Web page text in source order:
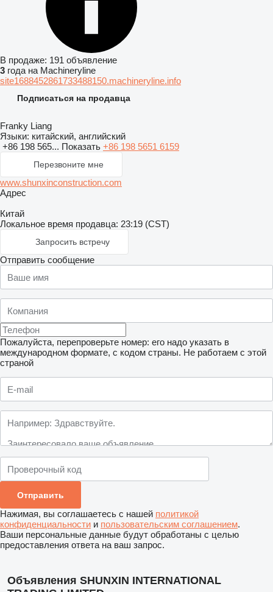
В продаже: 191 объявление
3 года на Machineryline
site1688452861733488150.machineryline.info
Подписаться на продавца
Franky Liang
Языки: китайский, английский
+86 198 565... Показать +86 198 5651 6159
Перезвоните мне
www.shunxinconstruction.com
Адрес
Китай
Локальное время продавца: 23:19 (CST)
Запросить встречу
Отправить сообщение
Пожалуйста, перепроверьте номер: его надо указать в
международном формате, с кодом страны. Не работаем с этой
страной
Нажимая, вы соглашаетесь с нашей политикой
конфиденциальности и пользовательским соглашением.
Ваши персональные данные будут обработаны с целью
предоставления ответа на ваш запрос.
Объявления SHUNXIN INTERNATIONAL